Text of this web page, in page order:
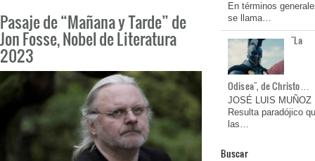
Pasaje de “Mañana y Tarde” de
Jon Fosse, Nobel de Literatura
2023
En términos
se llama…
"La
Odisea", de Christo…
JOSÉ LUIS MUÑOZ
Resulta paradójico
las…
Buscar